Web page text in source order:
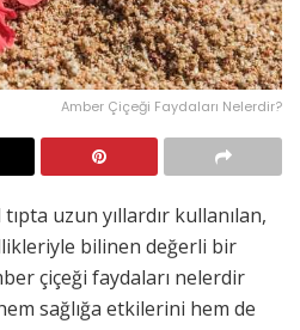
Amber Çiçeği Faydaları Nelerdir?
uzun yıllardır kullanılan,
bilinen değerli bir
çiçeği faydaları nelerdir
sağlığa etkilerini hem de